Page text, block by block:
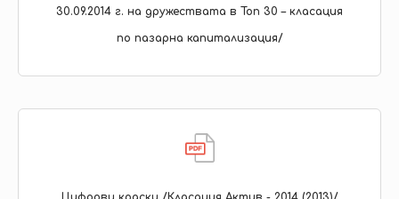
30.09.2014 г. на дружествата в Топ 30 – класация
по пазарна капитализация/